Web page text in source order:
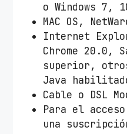
o Windows 7,
MAC OS,
Internet
Chrome 20.0,
superior,
Java
Cable o DSL
Para el
una